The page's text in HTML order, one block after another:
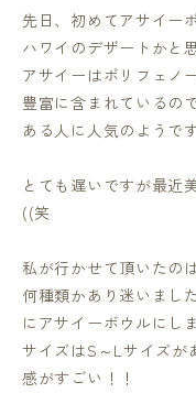
先日、初めてアサイー
ハワイのデザートかと
アサイーはポリフェノ
豊富に含まれているの
ある人に人気のようで
とても遅いですが最近
((笑
私が行かせて頂いたの
何種類かあり迷いまし
にアサイーボウルにし
サイズはS～Lサイズが
感がすごい！！